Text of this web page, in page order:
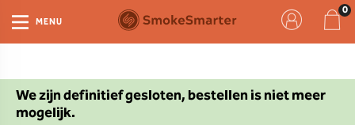
We zijn definitief gesloten, bestellen is niet meer
mogelijk.
MENU